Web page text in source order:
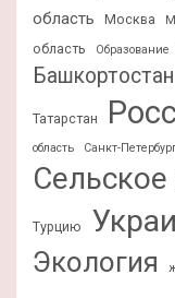
область
Москва
область
Образование
Башкортостан
Татарстан
область
Санкт-
Сельское
Турцию
Экология